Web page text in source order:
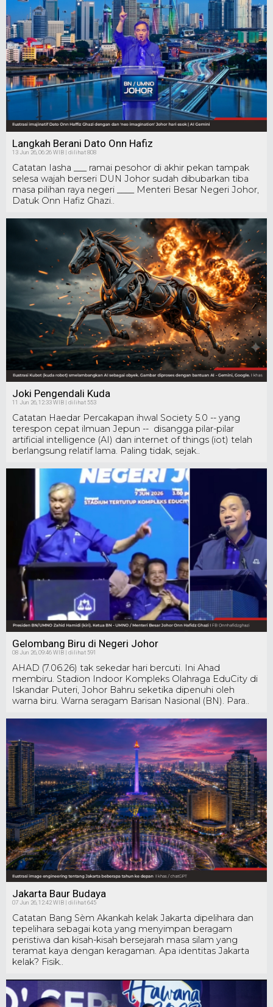
Langkah Berani Dato Onn Hafiz
13 Jun 26, 06:26 WIB | dilihat 808
Catatan Iasha ___ ramai pesohor di akhir pekan tampak
selesa wajah berseri DUN Johor sudah dibubarkan tiba
masa pilihan raya negeri ____ Menteri Besar Negeri Johor,
Datuk Onn Hafiz Ghazi..
Joki Pengendali Kuda
11 Jun 26, 12:33 WIB | dilihat 553
Catatan Haedar Percakapan ihwal Society 5.0 -- yang
terespon cepat ilmuan Jepun -- disangga pilar-pilar
artificial intelligence (AI) dan internet of things (iot) telah
berlangsung relatif lama. Paling tidak, sejak..
Gelombang Biru di Negeri Johor
08 Jun 26, 09:46 WIB | dilihat 591
AHAD (7.06.26) tak sekedar hari bercuti. Ini Ahad
membiru. Stadion Indoor Kompleks Olahraga EduCity di
Iskandar Puteri, Johor Bahru seketika dipenuhi oleh
warna biru. Warna seragam Barisan Nasional (BN). Para..
Jakarta Baur Budaya
07 Jun 26, 12:42 WIB | dilihat 645
Catatan Bang Sèm Akankah kelak Jakarta dipelihara dan
tepelihara sebagai kota yang menyimpan beragam
peristiwa dan kisah-kisah bersejarah masa silam yang
teramat kaya dengan keragaman. Apa identitas Jakarta
kelak? Fisik..